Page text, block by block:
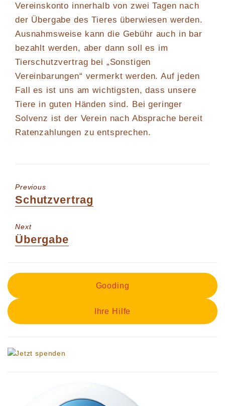
Vereinskonto innerhalb von zwei Tagen nach
der Übergabe des Tieres überwiesen werden.
Ausnahmsweise kann die Gebühr auch in bar
bezahlt werden, aber dann soll es im
Tierschutzvertrag bei „Sonstigen
Vereinbarungen“ vermerkt werden. Auf jeden
Fall es ist uns am wichtigsten, dass unsere
Tiere in guten Händen sind. Bei geringer
Solvenz ist der Verein nach Absprache bereit
Ratenzahlungen zu entsprechen.
Previous
Previous
Schutzvertrag
Next
Next
Übergabe
Gooding
Ihre Hilfe